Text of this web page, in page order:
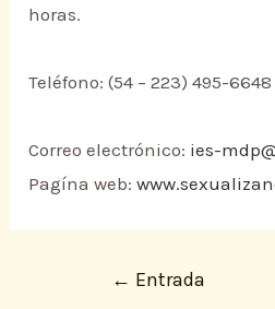
horas.
Teléfono: (54 – 223) 495-6648
Correo electrónico: ies-
Pagína web:
← Entrada